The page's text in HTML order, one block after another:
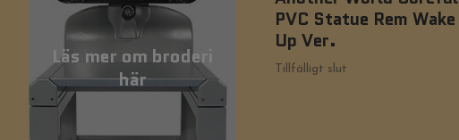
Läs mer om broderi
här
PVC Statue Rem Wake
Up Ver.
Tillfälligt slut